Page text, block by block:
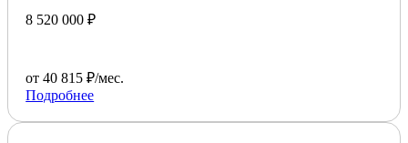
8 520 000 ₽
от 40 815 ₽/мес.
Подробнее